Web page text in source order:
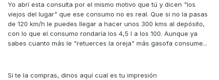
Yo abrí esta consulta por el mismo motivo que tú y dicen "los
viejos del lugar" que ese consumo no es real. Que si no la pasas
de 120 km/h le puedes llegar a hacer unos 300 kms al depósito,
con lo que el consumo rondaría los 4,5 l a los 100. Aunque ya
sabes cuanto más le "retuerces la oreja" más gasofa consume...
Si te la compras, dinos aquí cual es tu impresión